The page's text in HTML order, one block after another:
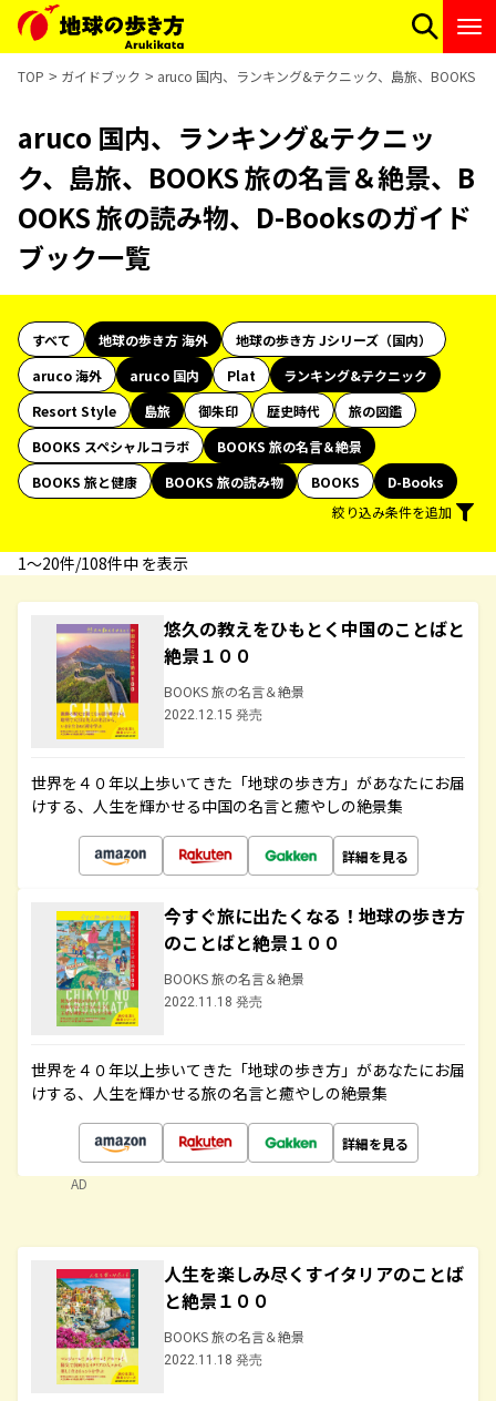
TOP ガイドブック aruco 国内、ランキング&テクニック、島旅、BOOKS
aruco 国内、ランキング&テクニッ
ク、島旅、BOOKS 旅の名言＆絶景、B
OOKS 旅の読み物、D-Booksのガイド
ブック一覧
すべて 地球の歩き方 海外
地球の歩き方 Jシリーズ（国内）
aruco 海外
aruco 国内 Plat
ランキング&テクニック
Resort Style
島旅 御朱印 歴史時代
旅の図鑑
BOOKS スペシャルコラボ
BOOKS 旅の名言＆絶景
BOOKS 旅と健康
BOOKS 旅の読み物 BOOKS
D-Books
絞り込み条件を追加
1〜20件/108件中 を表示
悠久の教えをひもとく中国のことばと
絶景１００
BOOKS 旅の名言＆絶景
2022.12.15 発売
世界を４０年以上歩いてきた「地球の歩き方」があなたにお届
けする、人生を輝かせる中国の名言と癒やしの絶景集
詳細を見る
今すぐ旅に出たくなる！地球の歩き方
のことばと絶景１００
BOOKS 旅の名言＆絶景
2022.11.18 発売
世界を４０年以上歩いてきた「地球の歩き方」があなたにお届
けする、人生を輝かせる旅の名言と癒やしの絶景集
詳細を見る
AD
人生を楽しみ尽くすイタリアのことば
と絶景１００
BOOKS 旅の名言＆絶景
2022.11.18 発売